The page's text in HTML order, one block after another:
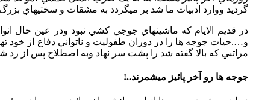
گرديد ووارد ادبيات ما شد بر ميگردد به مشقات و سختيهاي
در قديم الايام كه ماشينهاي جوجي كشي نبود ودر عين حال
و….حيات جوجه ها را در دوران طفوليت و ناتواني دفاع از خود
مراتبي كه بالا گفته شد را پشت سر نهاد وبه اصطلاح پس از رد
جوجه ها رو آخر پائیز میشمرند..!